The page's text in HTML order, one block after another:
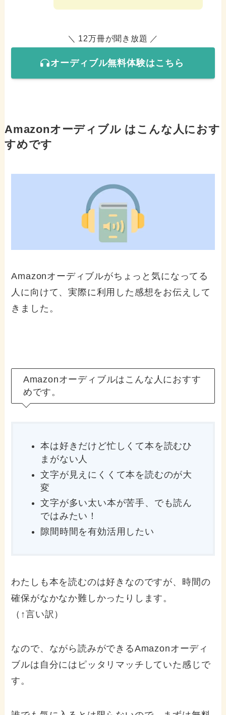
＼ 12万冊が聞き放題 ／
オーディブル無料体験はこちら
Amazonオーディブル はこんな人におす
すめです
Amazonオーディブルがちょっと気になってる
人に向けて、実際に利用した感想をお伝えして
きました。
Amazonオーディブルはこんな人におすす
めです。
本は好きだけど忙しくて本を読むひ
まがない人
文字が見えにくくて本を読むのが大
変
文字が多い太い本が苦手、でも読ん
ではみたい！
隙間時間を有効活用したい
わたしも本を読むのは好きなのですが、時間の
確保がなかなか難しかったりします。
（↑言い訳）
なので、ながら読みができるAmazonオーディ
ブルは自分にはピッタリマッチしていた感じで
す。